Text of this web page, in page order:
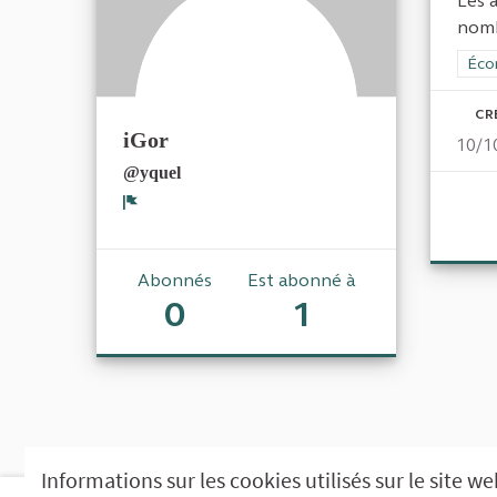
Informations sur les cookies utilisés sur le site
iGor
@yquel
Abonnés
0
Est abonné à
1
10/